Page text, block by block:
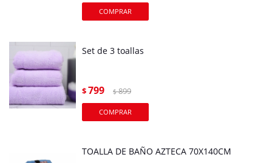
Set de 3 toallas
$799 $ 899
TOALLA DE BAÑO AZTECA 70X140CM